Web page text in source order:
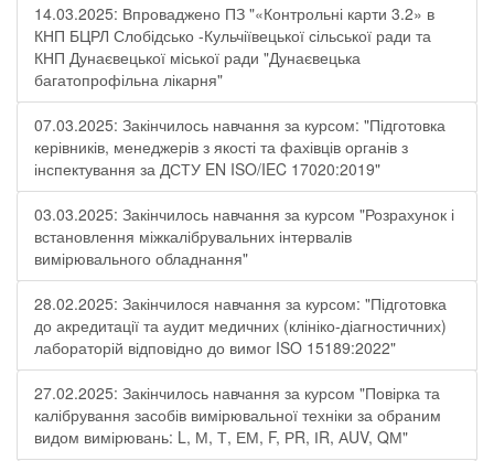
14.03.2025: Впроваджено ПЗ "«Контрольні карти 3.2» в
КНП БЦРЛ Слобідсько -Кульчіївецької сільської ради та
КНП Дунаєвецької міської ради "Дунаєвецька
багатопрофільна лікарня"
07.03.2025: Закінчилось навчання за курсом: "Підготовка
керівників, менеджерів з якості та фахівців органів з
інспектування за ДСТУ EN ISO/IEC 17020:2019"
03.03.2025: Закінчилось навчання за курсом "Розрахунок і
встановлення міжкалібрувальних інтервалів
вимірювального обладнання"
28.02.2025: Закінчилося навчання за курсом: "Підготовка
до акредитації та аудит медичних (клініко-діагностичних)
лабораторій відповідно до вимог ISO 15189:2022"
27.02.2025: Закінчилось навчання за курсом "Повірка та
калібрування засобів вимірювальної техніки за обраним
видом вимірювань: L, М, Т, ЕМ, F, РR, ІR, АUV, QМ"